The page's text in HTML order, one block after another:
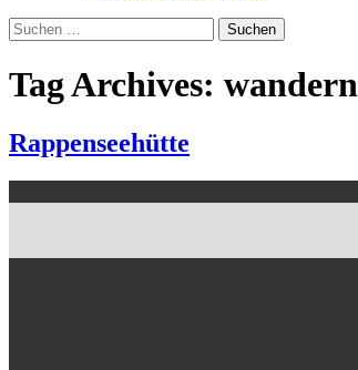
Suchen
nach:
Tag Archives: wandern
Rappenseehütte